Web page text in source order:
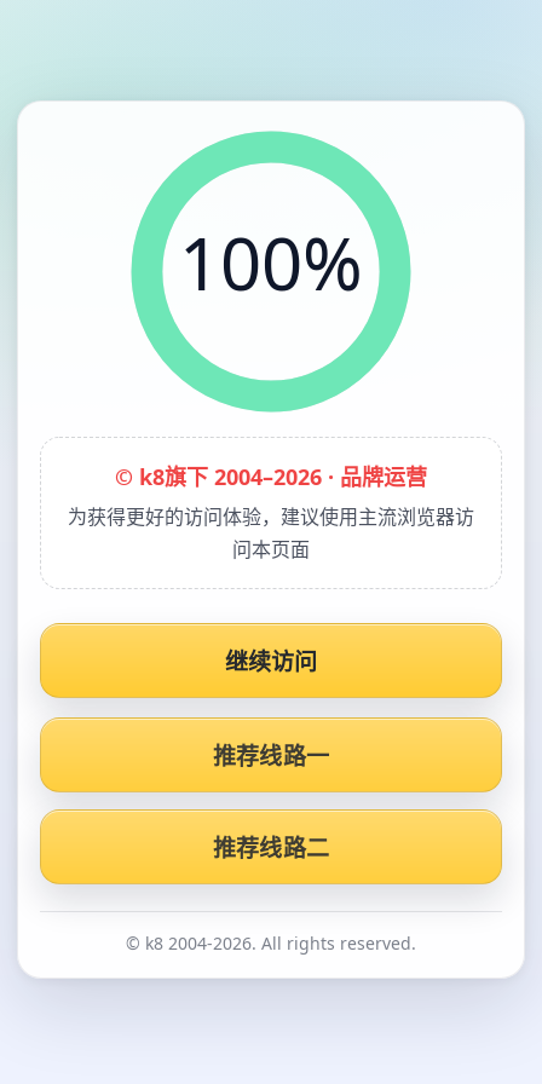
100%
© k8旗下 2004–2026 · 品牌运营
为获得更好的访问体验，建议使用主流浏览器访
问本页面
继续访问
推荐线路一
推荐线路二
© k8 2004-2026. All rights reserved.